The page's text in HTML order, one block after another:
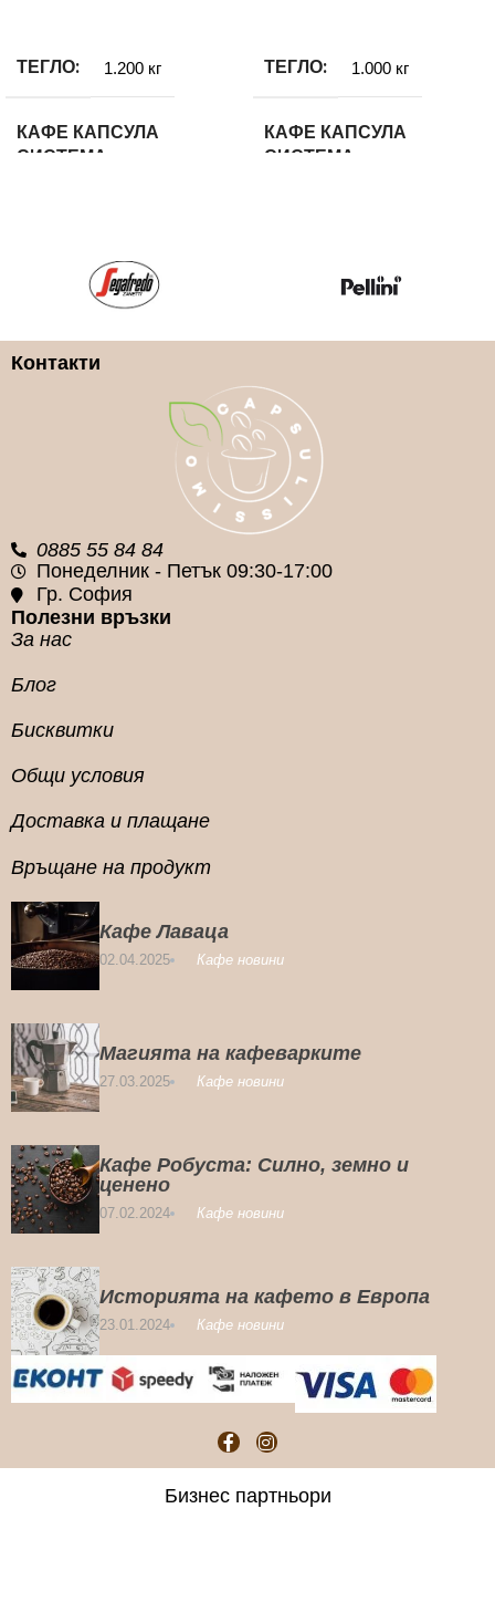
ТЕГЛО 1.200 кг
КАФЕ КАПСУЛА
СИСТЕМА
КАФЕ КАПСУЛА ВИД
100% Арабика
ТЕГЛО 1.000 кг
КАФЕ КАПСУЛА
СИСТЕМА
КАФЕ КАПСУЛА ВИД
100% Арабика
КАФЕ КАПСУЛA
МАРКA
Lavazza
Контакти
0885 55 84 84
Понеделник - Петък 09:30-17:00
Гр. София
Полезни връзки
За нас
Блог
Бисквитки
Общи условия
Доставка и плащане
Връщане на продукт
Кафе Лаваца
02.04.2025 Кафе новини
Магията на кафеварките
27.03.2025 Кафе новини
Кафе Робуста: Силно, земно и
ценено
07.02.2024 Кафе новини
Историята на кафето в Европа
23.01.2024 Кафе новини
Бизнес партньори